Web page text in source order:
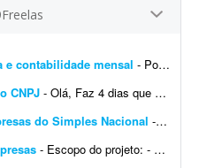
e contabilidade mensal - Português: Procuro um contador ou escritório de contabilidade para uma Ltda em constituição no Rio de Janeiro, com sócio estrangeiro não residente (belga)....
CNPJ - Olá, Faz 4 dias que abri um CNPJ novo no Simples Nacional. Precisei abrir uma conta no TikTok e o CPF aparece com meu nome de casada; por isso houve divergência no nome registrado na ...
do Simples Nacional - - Fechamento contábil de 30 empresas do Simples Nacional, referente a 2025. - Entrega com contas conciliadas e demonstrativo de composição de contas. - Empresas prestadoras de ...
- Escopo do projeto: - Fechamento contábil de 10 empresas, período de janeiro a junho. - Entrega com contas conciliadas e composição de contas. - Empresas, majoritariament...